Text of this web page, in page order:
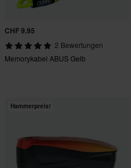
CHF 9.95
2 Bewertungen
Memorykabel ABUS Gelb
Hammerpreis!